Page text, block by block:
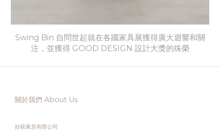
Swing Bin 自問世起就在各國家具展獲得廣大迴響和關
注，並獲得 GOOD DESIGN 設計大獎的殊榮
關於我們 About Us
好萩家居有限公司